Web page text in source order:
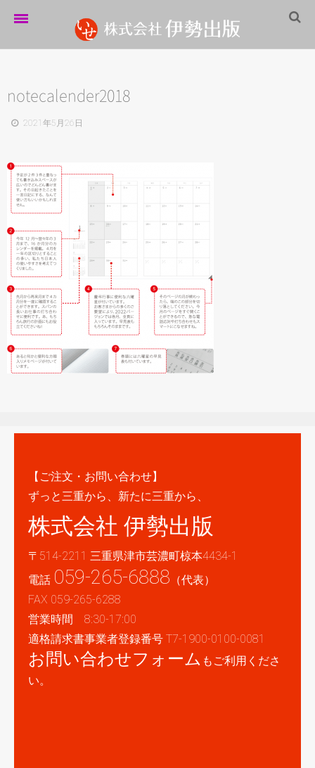
伊勢出版だより
営業案内
企業情報
採用情報
パートナーシップ
お問い合わせ
サイトマップ
notecalender2018
2021年5月26日
【ご注文・お問い合わせ】
ずっと三重から、新たに三重から、
株式会社 伊勢出版
〒514-2211 三重県津市芸濃町椋本4434-1
電話 059-265-6888 （代表）
FAX 059-265-6288
営業時間 8:30-17:00
適格請求書事業者登録番号 T7-1900-0100-0081
お問い合わせフォーム もご利用くださ
い。